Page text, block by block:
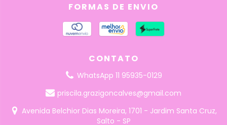
FORMAS DE ENVIO
CONTATO
WhatsApp 11 95935-0129
priscila.grazigoncalves@gmail.com
Avenida Belchior Dias Moreira, 1701 - Jardim Santa Cruz,
Salto - SP